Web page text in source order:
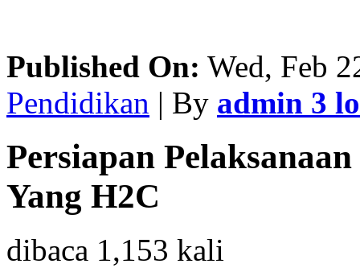
Published On: Wed, Feb
Pendidikan | By admin 3
Persiapan
Yang H2C
dibaca 1,153 kali